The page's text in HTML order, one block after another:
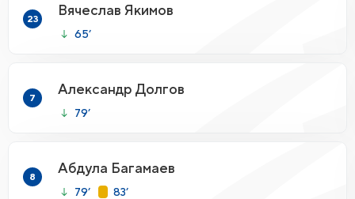
23
Вячеслав Якимов
65’
7
Александр Долгов
79’
8
Абдула Багамаев
79’ 83’